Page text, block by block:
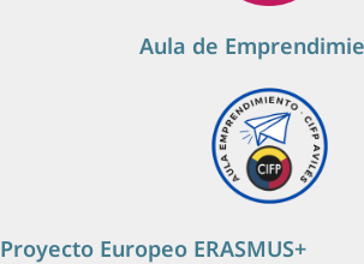
Aula de
Proyecto Europeo ERASMUS+